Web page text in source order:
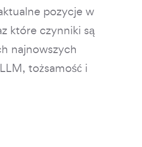
pozycje w
które czynniki są
najnowszych
tożsamość i